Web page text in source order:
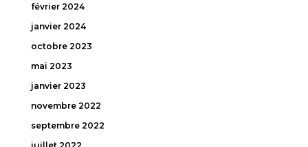
février 2024
janvier 2024
octobre 2023
mai 2023
janvier 2023
novembre 2022
septembre 2022